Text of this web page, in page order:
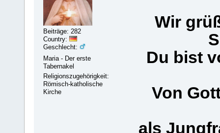
Beiträge: 282
Country:
Geschlecht:
Maria - Der erste
Tabernakel
Religionszugehörigkeit:
Römisch-katholische
Kirche
Wir
Du bist
Von
als